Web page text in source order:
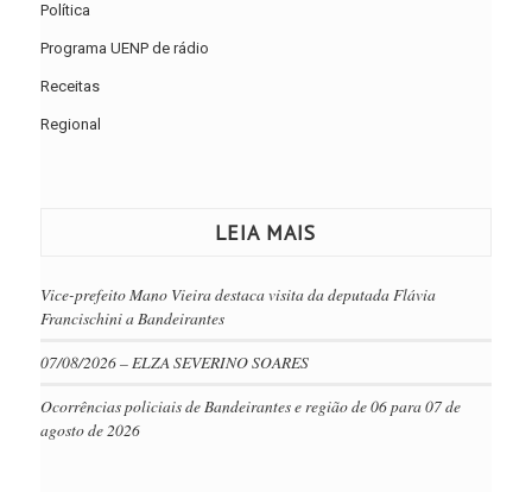
Política
Programa UENP de rádio
Receitas
Regional
LEIA MAIS
Vice-prefeito Mano Vieira destaca visita da deputada Flávia
Francischini a Bandeirantes
07/08/2026 – ELZA SEVERINO SOARES
Ocorrências policiais de Bandeirantes e região de 06 para 07 de
agosto de 2026